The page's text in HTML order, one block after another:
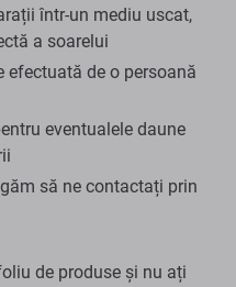
într-un mediu uscat,
a soarelui
efectuată de o persoană
eventualele daune
să ne contactați prin
de produse și nu ați